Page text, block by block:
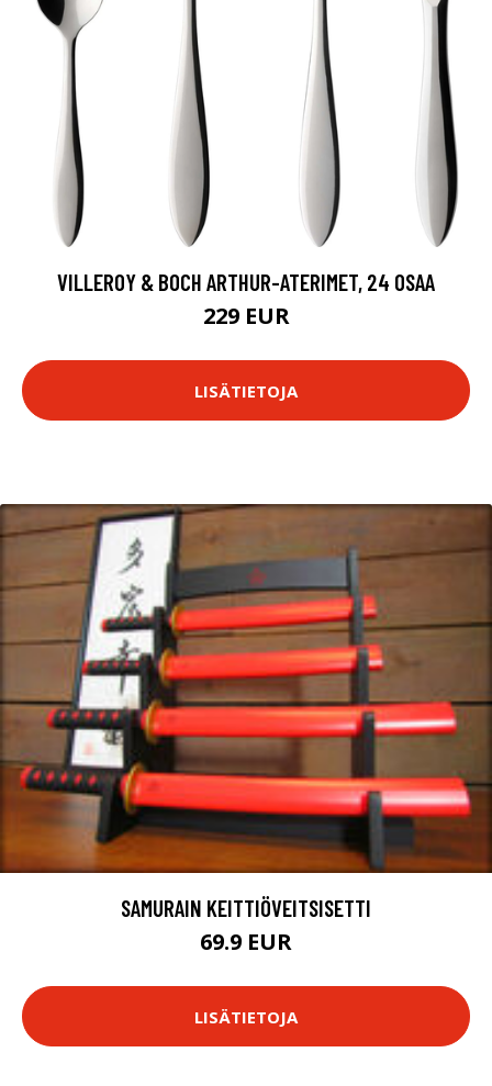
VILLEROY & BOCH ARTHUR-ATERIMET, 24 OSAA
229 EUR
LISÄTIETOJA
SAMURAIN KEITTIÖVEITSISETTI
69.9 EUR
LISÄTIETOJA